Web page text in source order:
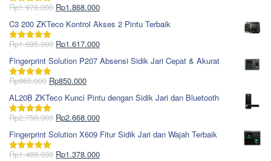
Dinilai5.00
Rp1.978.000 Harga
aslinya
adalah:
Rp1.978.000.
Rp1.868.000Harga
saat
ini
adalah:
C3 200 ZKTeco Kontrol Akses 2 Pintu Terbaik
Dinilai5.00
Rp1.695.000 Harga
aslinya
adalah:
Rp1.695.000.
Rp1.617.000Harga
saat
ini
Fingerprint Solution P207 Absensi Sidik Jari Cepat & Akurat
Dinilai5.00
Rp965.000 Harga
aslinya
adalah:
Rp965.000.
Rp850.000Harga
saat
ini
adalah:
AL20B ZKTeco Kunci Pintu dengan Sidik Jari dan Bluetooth
Dinilai5.00
Rp2.750.000 Harga
aslinya
adalah:
Rp2.750.000.
Rp2.668.000Harga
saat
ini
adalah:
Fingerprint Solution X609 Fitur Sidik Jari dan Wajah Terbaik
Dinilai5.00
Rp1.489.000 Harga
Rp1.378.000Harga